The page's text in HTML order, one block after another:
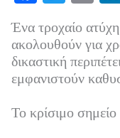
bo
ok
wi
tte
r
m
ail
Ένα τροχαίο
ακολουθούν για
δικαστική
εμφανιστούν
Το κρίσιμο σημείο